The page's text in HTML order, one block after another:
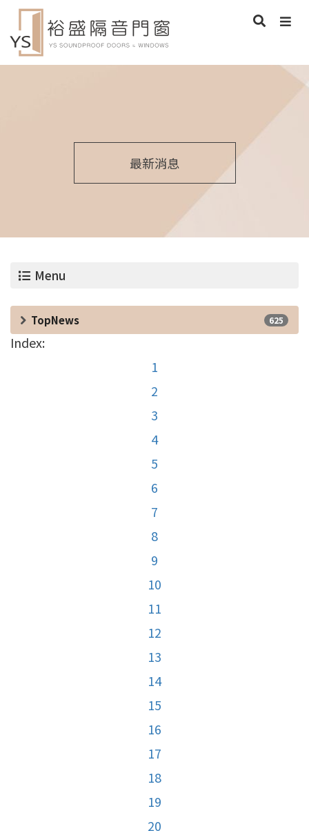
最新消息
Menu
TopNews 625
Index:
1
2
3
4
5
6
7
8
9
10
11
12
13
14
15
16
17
18
19
20